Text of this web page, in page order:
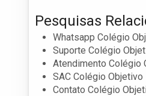
Pesquisas
Whatsapp Colégio
Suporte Colégio
Atendimento Colégio
SAC Colégio Objetivo
Contato Colégio